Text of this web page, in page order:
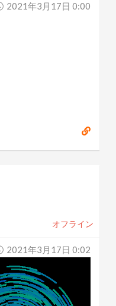
2021年3月17日 0:00
オフライン
2021年3月17日 0:02